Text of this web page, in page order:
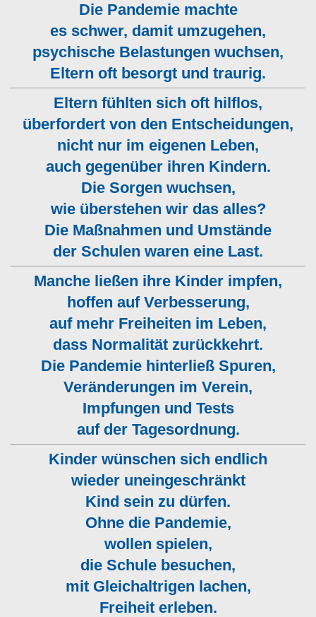
Die Pandemie machte
es schwer, damit umzugehen,
psychische Belastungen wuchsen,
Eltern oft besorgt und traurig.
Eltern fühlten sich oft hilflos,
überfordert von den Entscheidungen,
nicht nur im eigenen Leben,
auch gegenüber ihren Kindern.
Die Sorgen wuchsen,
wie überstehen wir das alles?
Die Maßnahmen und Umstände
der Schulen waren eine Last.
Manche ließen ihre Kinder impfen,
hoffen auf Verbesserung,
auf mehr Freiheiten im Leben,
dass Normalität zurückkehrt.
Die Pandemie hinterließ Spuren,
Veränderungen im Verein,
Impfungen und Tests
auf der Tagesordnung.
Kinder wünschen sich endlich
wieder uneingeschränkt
Kind sein zu dürfen.
Ohne die Pandemie,
wollen spielen,
die Schule besuchen,
mit Gleichaltrigen lachen,
Freiheit erleben.